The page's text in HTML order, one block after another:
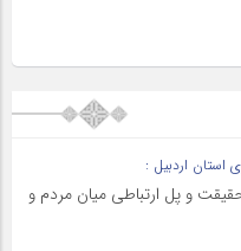
استان اردبیل :
حقیقت و پل ارتباطی میان مردم و